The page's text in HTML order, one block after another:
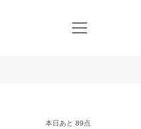
本日あと 89点